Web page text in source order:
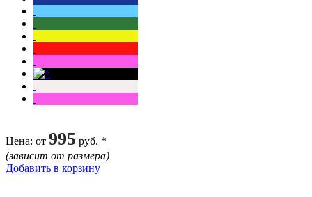
Цена: от 995 руб. *
(зависит от размера)
Добавить в корзину